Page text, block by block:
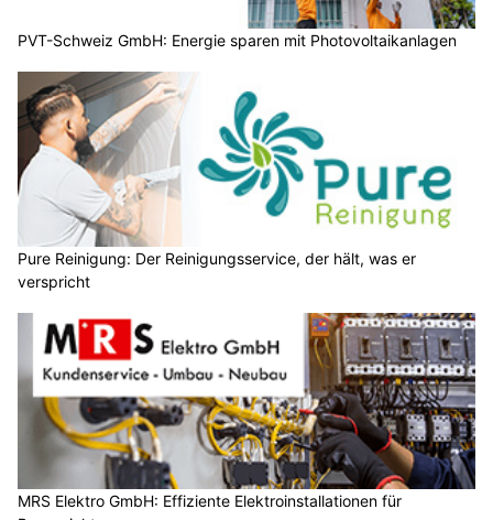
PVT-Schweiz GmbH: Energie sparen mit Photovoltaikanlagen
Pure Reinigung: Der Reinigungsservice, der hält, was er
verspricht
MRS Elektro GmbH: Effiziente Elektroinstallationen für